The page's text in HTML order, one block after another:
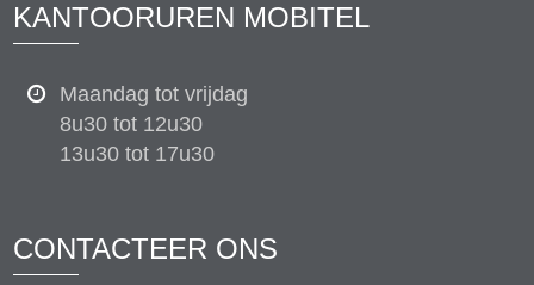
KANTOORUREN MOBITEL
Maandag tot vrijdag
8u30 tot 12u30
13u30 tot 17u30
CONTACTEER ONS